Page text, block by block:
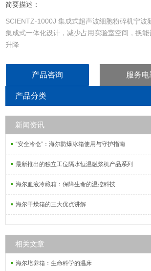
简要描述：
SCIENTZ-1000J 集成式超声波细胞粉碎机宁波
集成式一体化设计，减少占用实验室空间，换
升降
产品咨询 服务电
产品分类
新闻资讯
“安全冷仓”：海尔防爆冰箱使用与守护指南
最新推出的独立工位隔水恒温融浆机产品系列
海尔血液冷藏箱：保障生命的温控科技
海尔干燥箱的三大优点讲解
相关文章
海尔培养箱：生命科学的温床